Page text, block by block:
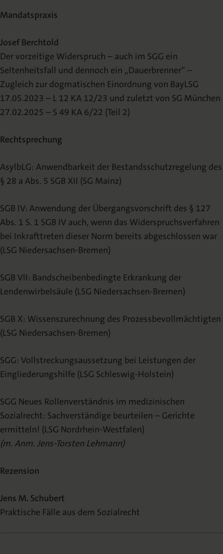
Mandatspraxis
Josef Berchtold
Der vorzeitige Widerspruch – auch im SGG ein
Seltenheitsfall und dennoch ein „Dauerbrenner“ –
Zugleich zur dogmatischen Einordnung von BayLSG
17.05.2023 – L 12 KA 12/23 und zuletzt von SG München
27.02.2025 – S 49 KA 6/22 (Teil 2)
Rechtsprechung
AsylbLG: Anwendbarkeit der Bestandsschutzregelung des
§ 28 a Abs. 5 SGB XII (SG Mainz)
SGB IV: Anwendung der Übergangsvorschrift des § 127
Abs. 1 S. 1 SGB IV auch, wenn das Widerspruchsverfahren
bei Inkrafttreten dieser Norm bereits abgeschlossen war
(LSG Niedersachsen-Bremen)
SGB VII: Bandscheibenbedingte Erkrankung der
Lendenwirbelsäule (LSG Niedersachsen-Bremen)
SGB X: Wissenszurechnung des Prozessbevollmächtigten
(LSG Niedersachsen-Bremen)
SGG: Vollstreckungsaussetzung bei Leistungen der
Eingliederungshilfe (LSG Schleswig-Holstein)
SGG Neues Rollenverständnis im medizinischen
Sozialrecht: Sachverständige beurteilen – Gerichte
ermitteln! (LSG Nordrhein-Westfalen)
(m. Anm. Jens-Torsten Lehmann)
Rezension
Jens M. Schubert
Praktische Fälle aus dem Sozialrecht